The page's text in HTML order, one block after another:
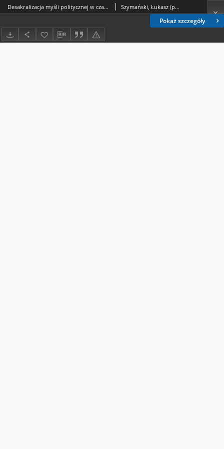
Pokaż szczegóły
Desakralizacja myśli politycznej w czasach nowożytnych Szymański, Łukasz (prawo)